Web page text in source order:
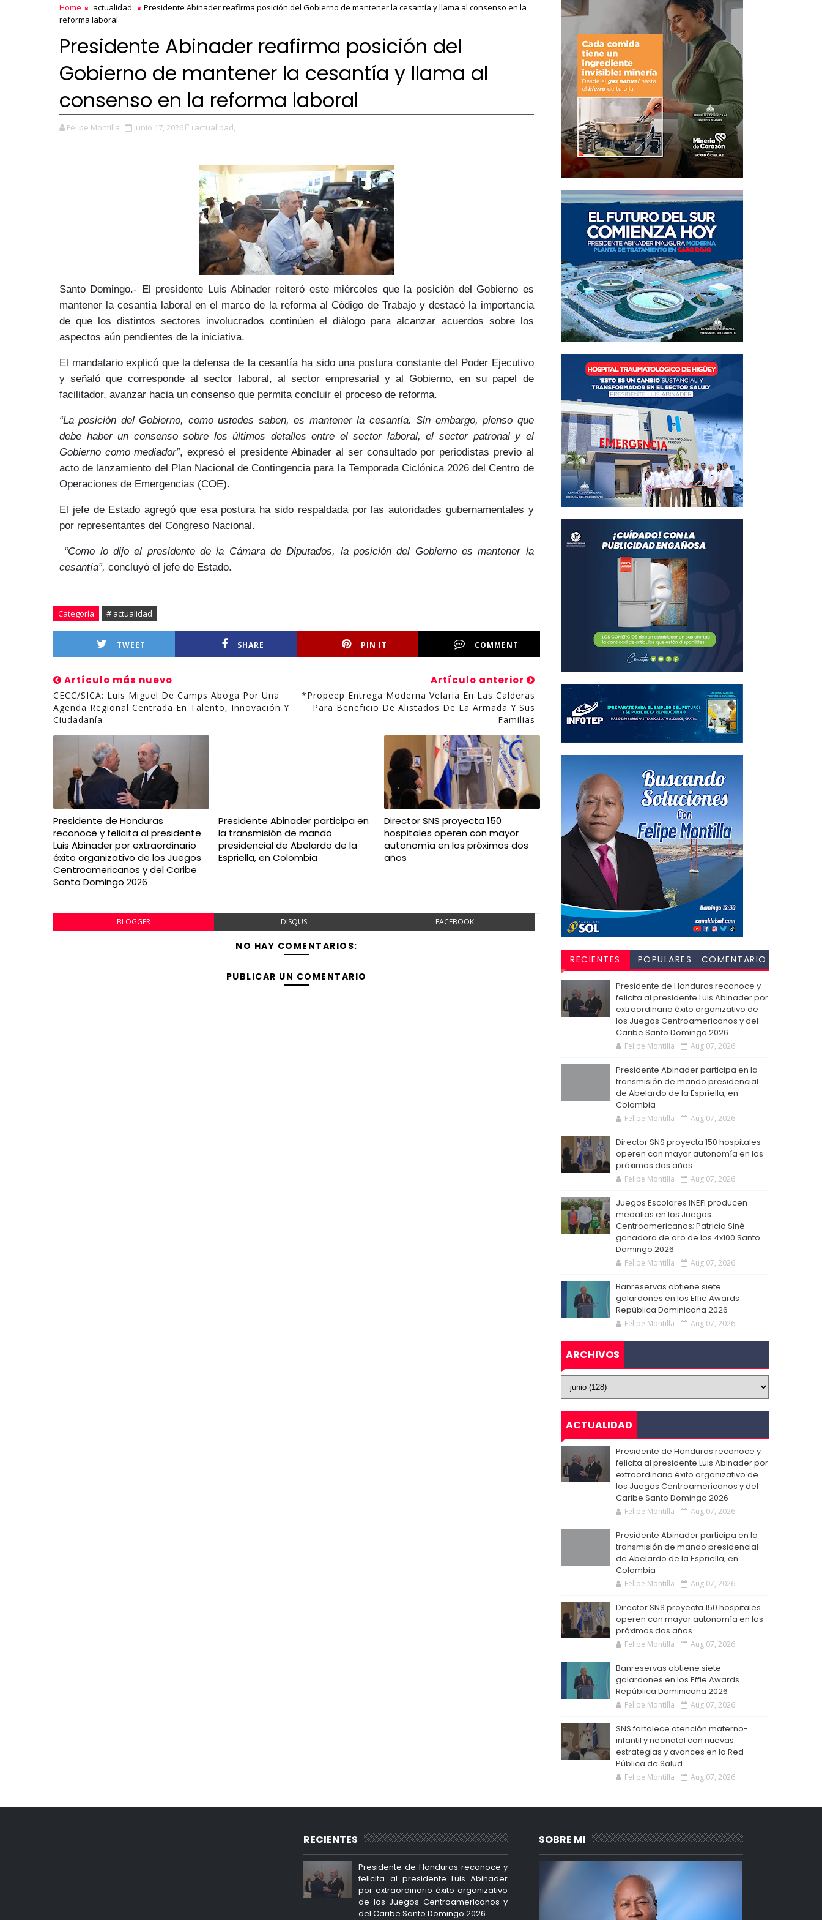
Home actualidad
Presidente Abinader reafirma posición del Gobierno de mantener la cesantía y llama al consenso en la
reforma laboral
Presidente Abinader reafirma posición del
Gobierno de mantener la cesantía y llama al
consenso en la reforma laboral
Felipe Montilla junio 17, 2026 actualidad,
Santo Domingo.- El presidente Luis Abinader reiteró este miércoles que la posición del Gobierno es
mantener lacesantía laboral en el marco de la reforma al Código de Trabajoy destacó la importancia
de que los distintos sectores involucrados continúen eldiálogo para alcanzar acuerdos sobre los
aspectos aún pendientes de la iniciativa.
El mandatario explicó que ladefensa de la cesantía ha sido una postura constantedel Poder Ejecutivo
y señaló que corresponde al sector laboral, al sector empresarial y al Gobierno, en su papel de
facilitador, avanzar hacia un consenso que permita concluir el proceso de reforma.
“La posición del Gobierno, como ustedes saben, es mantener la cesantía. Sin embargo, pienso que
debe haber un consenso sobre los últimos detalles entre el sector laboral, el sector patronal y el
Gobierno como mediador”, expresó el presidente Abinader al ser consultado por periodistas previo al
acto de lanzamiento del Plan Nacional de Contingencia para la Temporada Ciclónica 2026del Centro de
Operaciones de Emergencias (COE).
El jefe de Estado agregó que esa postura ha sido respaldada por las autoridades gubernamentales y
por representantes del Congreso Nacional.
“Como lo dijo el presidente de la Cámara de Diputados, la posición del Gobierno es mantener la
cesantía”, concluyó el jefe de Estado.
Categoría # actualidad
TWEET SHARE PIN IT COMMENT
Artículo más nuevo
CECC/SICA: Luis Miguel De Camps Aboga Por Una
Agenda Regional Centrada En Talento, Innovación Y
Ciudadanía
Artículo anterior
*Propeep Entrega Moderna Velaria En Las Calderas
Para Beneficio De Alistados De La Armada Y Sus
Familias
Presidente de Honduras
reconoce y felicita al presidente
Luis Abinader por extraordinario
éxito organizativo de los Juegos
Centroamericanos y del Caribe
Santo Domingo 2026
Presidente Abinader participa en
la transmisión de mando
presidencial de Abelardo de la
Espriella, en Colombia
Director SNS proyecta 150
hospitales operen con mayor
autonomía en los próximos dos
años
BLOGGER DISQUS FACEBOOK
NO HAY COMENTARIOS:
PUBLICAR UN COMENTARIO
RECIENTES POPULARES
COMENTARIO
Presidente de Honduras reconoce y
felicita al presidente Luis Abinader por
extraordinario éxito organizativo de
los Juegos Centroamericanos y del
Caribe Santo Domingo 2026
Felipe Montilla Aug 07, 2026
Presidente Abinader participa en la
transmisión de mando presidencial
de Abelardo de la Espriella, en
Colombia
Felipe Montilla Aug 07, 2026
Director SNS proyecta 150 hospitales
operen con mayor autonomía en los
próximos dos años
Felipe Montilla Aug 07, 2026
Juegos Escolares INEFI producen
medallas en los Juegos
Centroamericanos; Patricia Siné
ganadora de oro de los 4x100 Santo
Domingo 2026
Felipe Montilla Aug 07, 2026
Banreservas obtiene siete
galardones en los Effie Awards
República Dominicana 2026
Felipe Montilla Aug 07, 2026
ARCHIVOS
ACTUALIDAD
Presidente de Honduras reconoce y
felicita al presidente Luis Abinader por
extraordinario éxito organizativo de
los Juegos Centroamericanos y del
Caribe Santo Domingo 2026
Felipe Montilla Aug 07, 2026
Presidente Abinader participa en la
transmisión de mando presidencial
de Abelardo de la Espriella, en
Colombia
Felipe Montilla Aug 07, 2026
Director SNS proyecta 150 hospitales
operen con mayor autonomía en los
próximos dos años
Felipe Montilla Aug 07, 2026
Banreservas obtiene siete
galardones en los Effie Awards
República Dominicana 2026
Felipe Montilla Aug 07, 2026
SNS fortalece atención materno-
infantil y neonatal con nuevas
estrategias y avances en la Red
Pública de Salud
Felipe Montilla Aug 07, 2026
RECIENTES
Presidente de Honduras reconoce y
felicita al presidente Luis Abinader
por extraordinario éxito organizativo
de los Juegos Centroamericanos y
del Caribe Santo Domingo 2026
SOBRE MI